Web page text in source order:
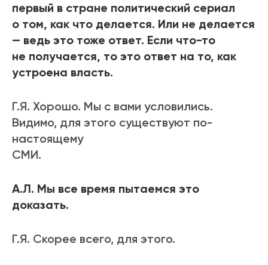
первый в стране политический сериал
о том, как что делается. Или не делается
— ведь это тоже ответ. Если что-то
не получается, то это ответ на то, как
устроена власть.
Г.Я. Хорошо. Мы с вами условились.
Видимо, для этого существуют по-
настоящему
СМИ.
А.Л. Мы все время пытаемся это
доказать.
Г.Я. Скорее всего, для этого.